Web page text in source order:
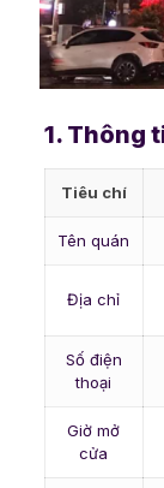
1. Thông
Tiêu chí
Tên quán
Địa chỉ
Số điện
thoại
Giờ mở
cửa